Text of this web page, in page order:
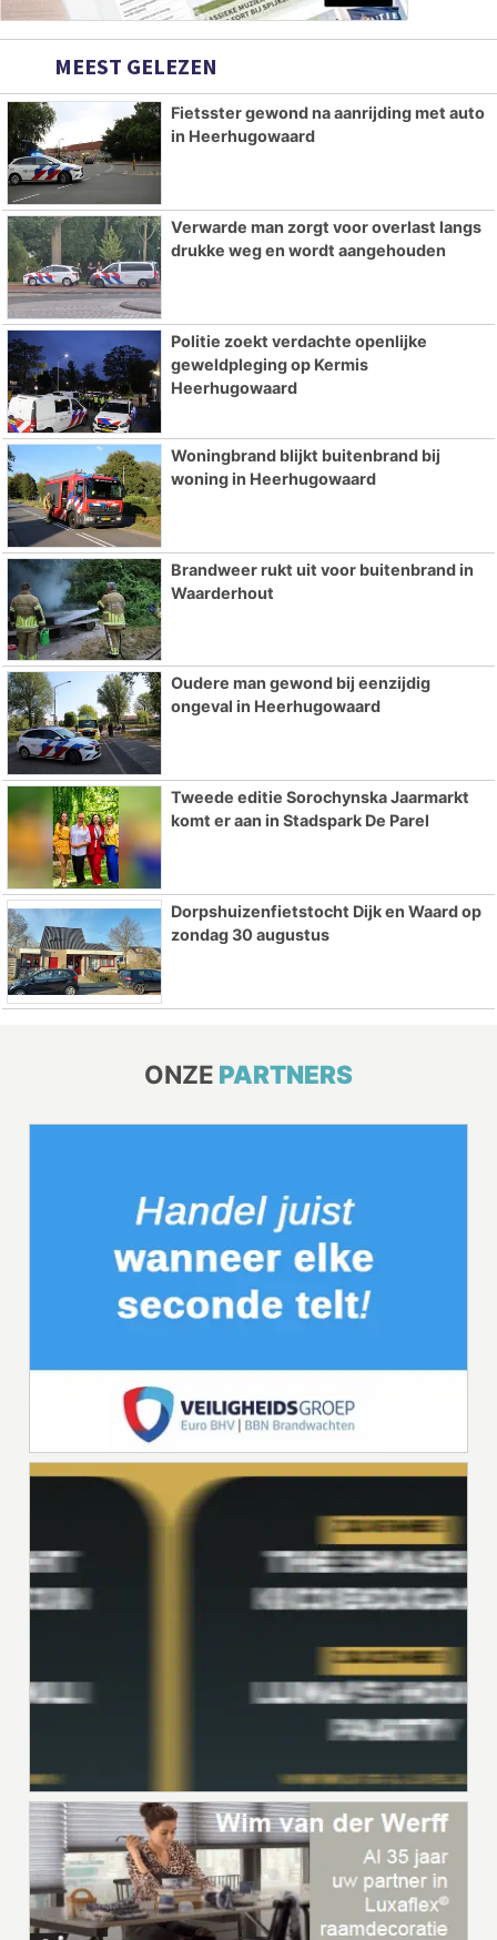
MEEST GELEZEN
Fietsster gewond na aanrijding met auto
in Heerhugowaard
Verwarde man zorgt voor overlast langs
drukke weg en wordt aangehouden
Politie zoekt verdachte openlijke
geweldpleging op Kermis
Heerhugowaard
Woningbrand blijkt buitenbrand bij
woning in Heerhugowaard
Brandweer rukt uit voor buitenbrand in
Waarderhout
Oudere man gewond bij eenzijdig
ongeval in Heerhugowaard
Tweede editie Sorochynska Jaarmarkt
komt er aan in Stadspark De Parel
Dorpshuizenfietstocht Dijk en Waard op
zondag 30 augustus
ONZE PARTNERS